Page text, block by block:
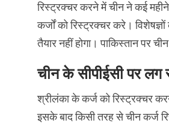
रिस्‍ट्रक्‍चर करने में चीन ने कई
कर्जों को रिस्‍ट्रक्‍चर करे।
तैयार नहीं होगा। पाकिस्‍तान पर
चीन के सीपीईसी पर लग
श्रीलंका के कर्ज को रिस्‍ट्रक्‍चर
इसके बाद किसी तरह से चीन कर्ज